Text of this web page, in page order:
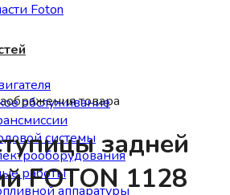
обслуживание
системы
работы
аппаратуры
Foton
задней
FOTON 1128